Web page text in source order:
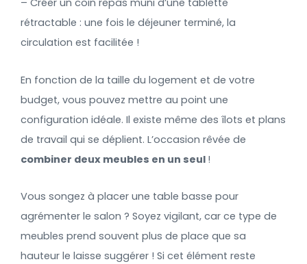
– Créer un coin repas muni d’une tablette
rétractable : une fois le déjeuner terminé, la
circulation est facilitée !
En fonction de la taille du logement et de votre
budget, vous pouvez mettre au point une
configuration idéale. Il existe même des îlots et plans
de travail qui se déplient. L’occasion rêvée de
combiner deux meubles en un seul !
Vous songez à placer une table basse pour
agrémenter le salon ? Soyez vigilant, car ce type de
meubles prend souvent plus de place que sa
hauteur le laisse suggérer ! Si cet élément reste